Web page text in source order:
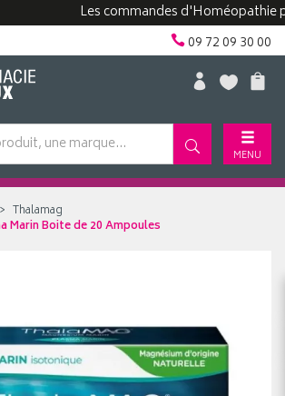
Les commandes d'Homéopathie
09 72 09 30 00
MENU
Thalamag
Marin Boite de 20 Ampoules